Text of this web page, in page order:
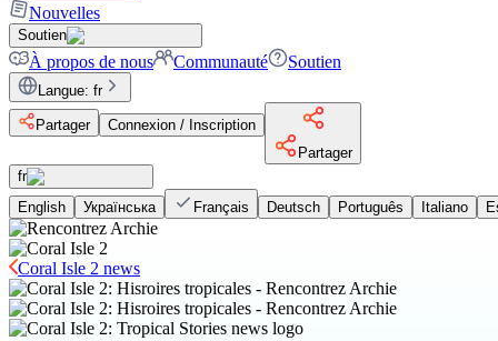
Nouvelles
Soutien
À propos de nous Communauté Soutien
Langue: fr
Partager
Connexion / Inscription
Partager
fr
English
Українська Français Deutsch Português Italiano
Coral Isle 2 news